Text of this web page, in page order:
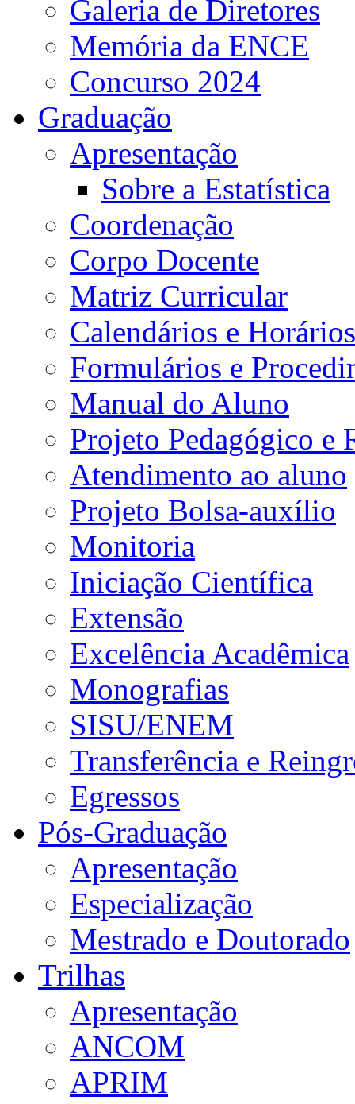
Galeria de Diretores
Memória da ENCE
Concurso 2024
Graduação
Apresentação
Sobre a Estatística
Coordenação
Corpo Docente
Matriz Curricular
Calendários e Horários
Formulários e
Manual do Aluno
Projeto Pedagógico e
Atendimento ao aluno
Projeto Bolsa-auxílio
Monitoria
Iniciação Científica
Extensão
Excelência Acadêmica
Monografias
SISU/ENEM
Transferência e
Egressos
Pós-Graduação
Apresentação
Especialização
Mestrado e Doutorado
Trilhas
Apresentação
ANCOM
APRIM